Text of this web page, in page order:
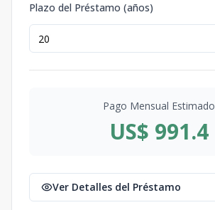
Plazo del Préstamo (años)
Pago Mensual Estimado
US$ 991.4
Ver Detalles del Préstamo